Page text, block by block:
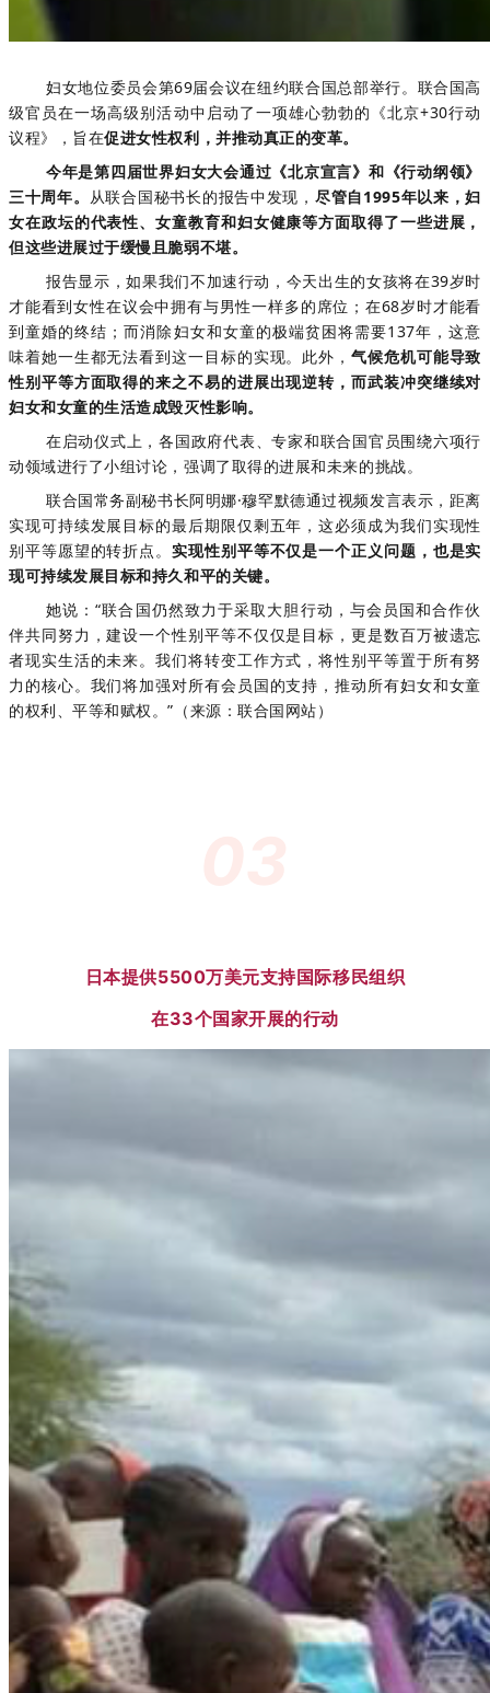
妇女地位委员会第69届会议在纽约联合国总部举行。联合国高
级官员在一场高级别活动中启动了一项雄心勃勃的《北京+30行动
议程》，旨在促进女性权利，并推动真正的变革。
今年是第四届世界妇女大会通过《北京宣言》和《行动纲领》
三十周年。 从联合国秘书长的报告中发现， 尽管自1995年以来，妇
女在政坛的代表性、女童教育和妇女健康等方面取得了一些进展，
但这些进展过于缓慢且脆弱不堪。
报告显示，如果我们不加速行动，今天出生的女孩将在39岁时
才能看到女性在议会中拥有与男性一样多的席位；在68岁时才能看
到童婚的终结；而消除妇女和女童的极端贫困将需要137年，这意
味着她一生都无法看到这一目标的实现。此外，气候危机可能导致
性别平等方面取得的来之不易的进展出现逆转，而武装冲突继续对
妇女和女童的生活造成毁灭性影响。
在启动仪式上，各国政府代表、专家和联合国官员围绕六项行
动领域进行了小组讨论，强调了取得的进展和未来的挑战。
联合国常务副秘书长阿明娜·穆罕默德通过视频发言表示，距离
实现可持续发展目标的最后期限仅剩五年，这必须成为我们实现性
别平等愿望的转折点。实现性别平等不仅是一个正义问题，也是实
现可持续发展目标和持久和平的关键。
她说：“联合国仍然致力于采取大胆行动，与会员国和合作伙
伴共同努力，建设一个性别平等不仅仅是目标，更是数百万被遗忘
者现实生活的未来。我们将转变工作方式，将性别平等置于所有努
力的核心。我们将加强对所有会员国的支持，推动所有妇女和女童
的权利、平等和赋权。”（来源：联合国网站）
日本提供5500万美元支持国际移民组织
在33个国家开展的行动